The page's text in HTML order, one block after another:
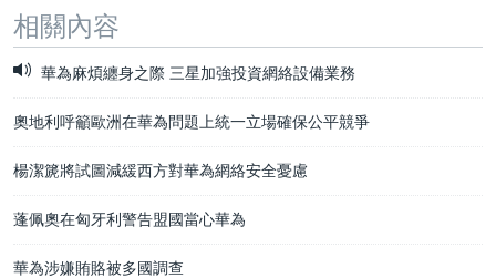
相關內容
華為麻煩纏身之際 三星加強投資網絡設備業務
奧地利呼籲歐洲在華為問題上統一立場確保公平競爭
楊潔篪將試圖減緩西方對華為網絡安全憂慮
蓬佩奧在匈牙利警告盟國當心華為
華為涉嫌賄賂被多國調查